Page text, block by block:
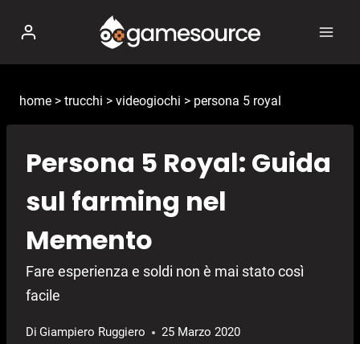
contenuto
home > trucchi > videogiochi > persona 5 royal
Persona 5 Royal: Guida
sul farming nel
Memento
Fare esperienza e soldi non è mai stato così
facile
Di Giampiero Ruggiero 25 Marzo 2020